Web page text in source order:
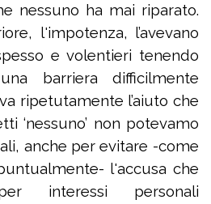
nessuno ha mai riparato.
l'impotenza, l’avevano
e volentieri tenendo
barriera difficilmente
ripetutamente l’aiuto che
‘nessuno’ non potevamo
anche per evitare -come
l'accusa che
interessi personali